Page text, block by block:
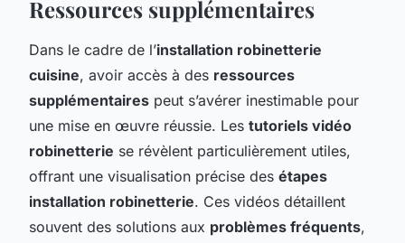
Ressources supplémentaires
Dans le cadre de l’installation robinetterie
cuisine, avoir accès à des ressources
supplémentaires peut s’avérer inestimable pour
une mise en œuvre réussie. Les tutoriels vidéo
robinetterie se révèlent particulièrement utiles,
offrant une visualisation précise des étapes
installation robinetterie. Ces vidéos détaillent
souvent des solutions aux problèmes fréquents,